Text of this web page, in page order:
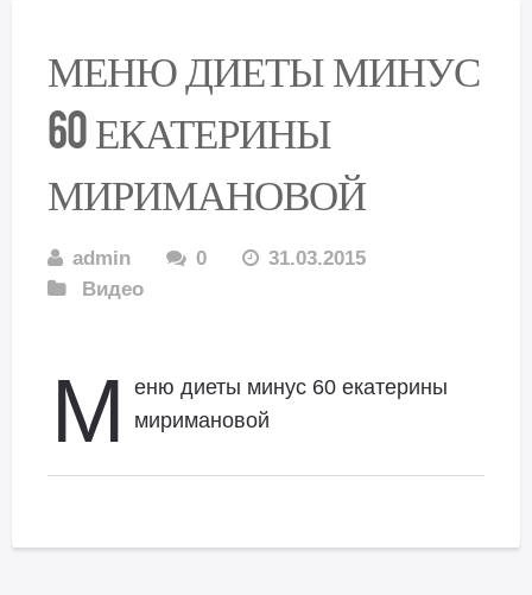
МЕНЮ ДИЕТЫ МИНУС
60 ЕКАТЕРИНЫ
МИРИМАНОВОЙ
admin 0
31.03.2015
Видео
М
еню диеты минус 60 екатерины
миримановой